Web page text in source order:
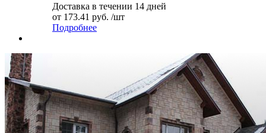
Доставка в течении 14 дней
от 173.41 руб. /шт
Подробнее